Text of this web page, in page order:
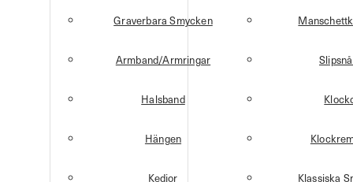
Graverbara Smycken
Armband/Armringar
Halsband
Hängen
Kedjor Klassiska